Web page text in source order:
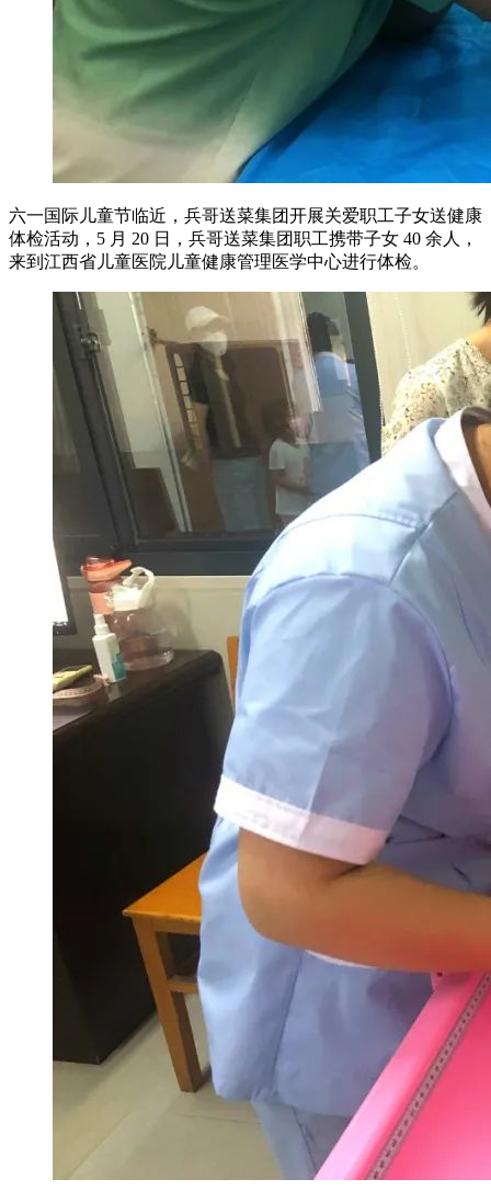
六一国际儿童节临近，兵哥送菜集团开展关爱职工子女送健康
体检活动，5 月 20 日，兵哥送菜集团职工携带子女 40 余人，
来到江西省儿童医院儿童健康管理医学中心进行体检。